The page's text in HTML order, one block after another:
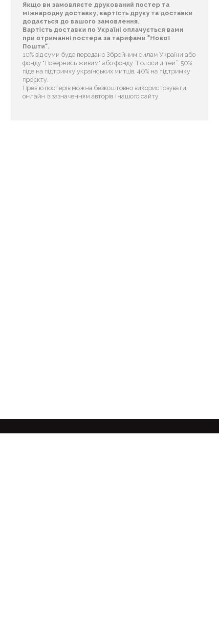
Якщо ви замовляєте друкований постер та
міжнародну доставку, вартість друку та доставки
додається до вашого замовлення.
Вартість доставки по Україні оплачується вами
при отриманні постера за тарифами "Нової
Пошти".
10% від суми буде передано Збройним силам України або
фонду "Повернись живим" або фонду “Голоси дітей”. 50%
піде на підтримку українських митців. 40% на підтримку
проєкту.
Прев’ю постерів можна безкоштовно використовувати
онлайн із зазначенням авторів і нашого сайту.